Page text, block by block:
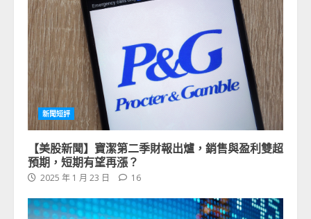
新聞短評
【美股新聞】寶潔第二季財報出爐，銷售與盈利雙超
預期，短期有望再漲？
2025 年 1 月 23 日 16